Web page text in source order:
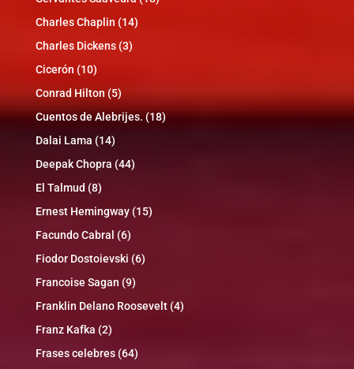
Charles Chaplin (14)
Charles Dickens(3)
Cicerón (10)
Conrad Hilton (5)
Cuentos de Alebrijes.(18)
Dalai Lama (14)
Deepak Chopra (44)
El Talmud (8)
Ernest Hemingway(15)
Facundo Cabral (6)
Fiodor Dostoievski (6)
Francoise Sagan (9)
Franklin Delano Roosevelt(4)
Franz Kafka (2)
Frases celebres(64)